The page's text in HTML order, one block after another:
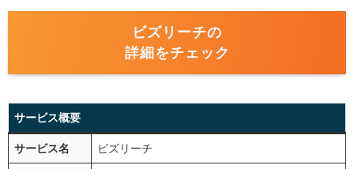
ビズリーチの
詳細をチェック
サービス概要
サービス名 ビズリーチ